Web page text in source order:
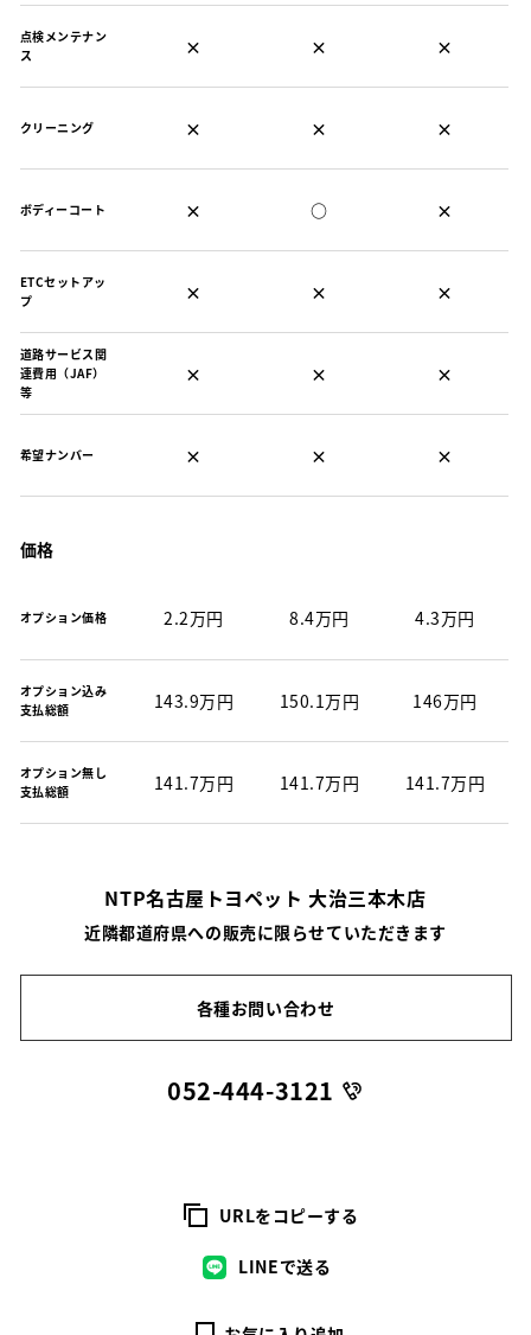
点検メンテナン
ス
× × ×
クリーニング × × ×
ボディーコート × ○ ×
ETCセットアッ
プ
× × ×
道路サービス関
連費用（JAF）
等
× × ×
希望ナンバー × × ×
価格
オプション価格 2.2万円 8.4万円 4.3万円
オプション込み
支払総額
143.9万円 150.1万円 146万円
オプション無し
支払総額
141.7万円 141.7万円 141.7万円
NTP名古屋トヨペット 大治三本木店
近隣都道府県への販売に限らせていただきます
各種お問い合わせ
052-444-3121
URLをコピーする
LINEで送る